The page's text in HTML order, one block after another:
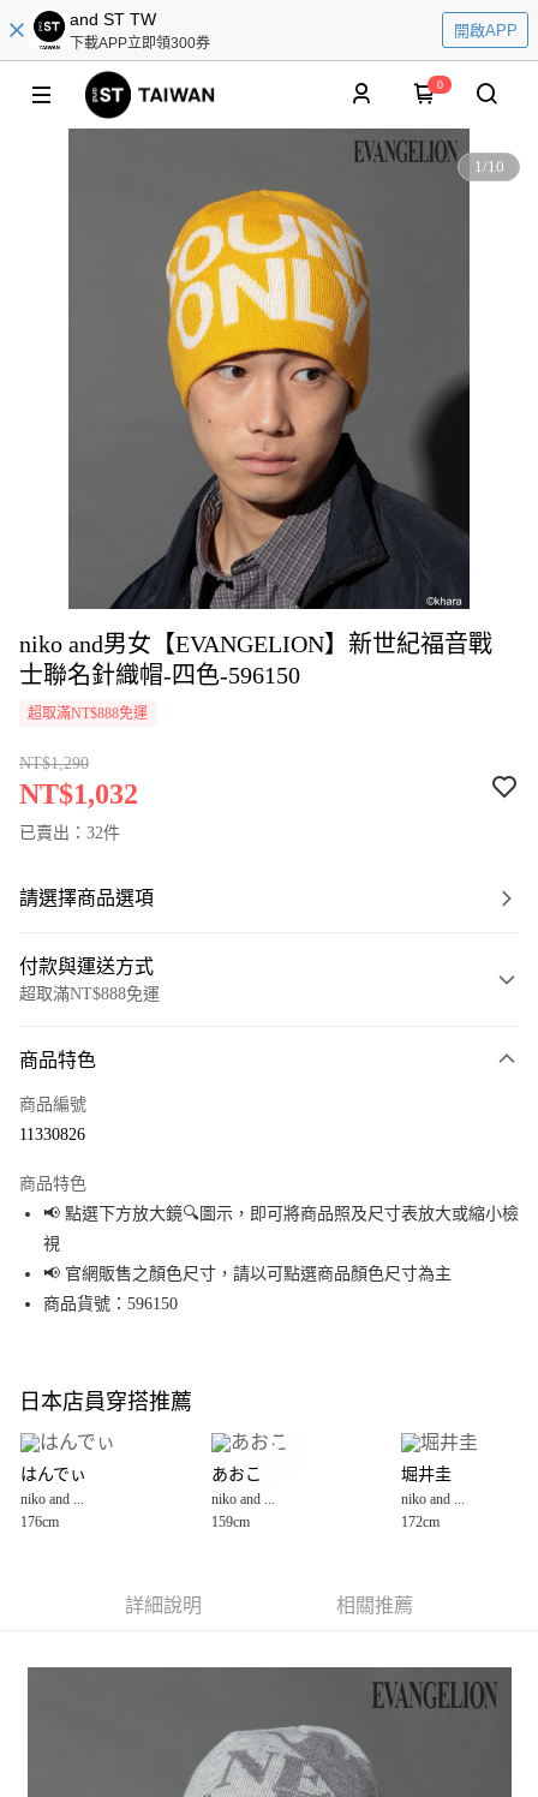
and ST TW
下載APP立即領300券
開啟APP
0
1/10
niko and男女【EVANGELION】新世紀福音戰
士聯名針織帽-四色-596150
超取滿NT$888免運
NT$1,290
NT$1,032
已賣出：32件
請選擇商品選項
付款與運送方式
超取滿NT$888免運
信用卡一次付款
Apple Pay
街口支付
悠遊付
全盈+PAY
大哥付你分期
【大哥付你分期使用說明】
1.本服務由台灣大哥大提供，台灣大哥大用戶可立即使用無須另外申請。
2.付款方式選擇「大哥付你分期」，訂單成立後會自動跳轉到大哥付的交易
3.實際核准額度、可分期數及費用金額請依後續交易確認頁面所載為準。
4.訂單成立30分鐘內，如未前往確認交易或遇審核未通過，訂單將自動取
1.分期款項不併入電信帳單，「大哥付你分期」於每月結算日後寄送繳費提
2.透過簡訊連結打開帳單後，可選擇「超商條碼／台灣大直營門市／銀行轉
帳／街口支付／iPASS MONEY」等通路繳費。
AFTEE先享後付
３．安心：先確認商品／服務後，再付款。
１．於結帳方式選擇「AFTEE先享後付」後，將跳轉至「AFTEE先享後付」
結帳頁面，進行簡訊認證並確認金額後，即可完成結帳。
２．訂單成立數日內，您將收到繳費通知簡訊。
每筆NT$80，滿NT$888(含以上)免運費
每筆NT$80，滿NT$888(含以上)免運費
商品特色
商品編號
11330826
商品特色
📢 點選下方放大鏡🔍圖示，即可將商品照及尺寸表放大或縮小檢
視
📢 官網販售之顏色尺寸，請以可點選商品顏色尺寸為主
商品貨號：596150
日本店員穿搭推薦
はんでぃ
niko and ...
176cm
あおこ
niko and ...
159cm
堀井圭
niko and ...
172cm
詳細說明 相關推薦